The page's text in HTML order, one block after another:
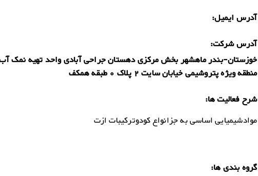
آدرس ایمیل:
آدرس شرکت:
خوزستان-بندر ماهشهر بخش مرکزی دهستان جراحی آبادی واحد تهیه نمک آب
منطقه ویژه پتروشیمی خیابان سایت 2 پلاک 0 طبقه همکف
شرح فعالیت ها:
موادشیمیایی اساسی به جزانواع کودوترکیبات ازت
گروه بندی ها: